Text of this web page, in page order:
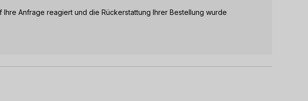
Ihre Anfrage reagiert und die Rückerstattung Ihrer Bestellung wurde